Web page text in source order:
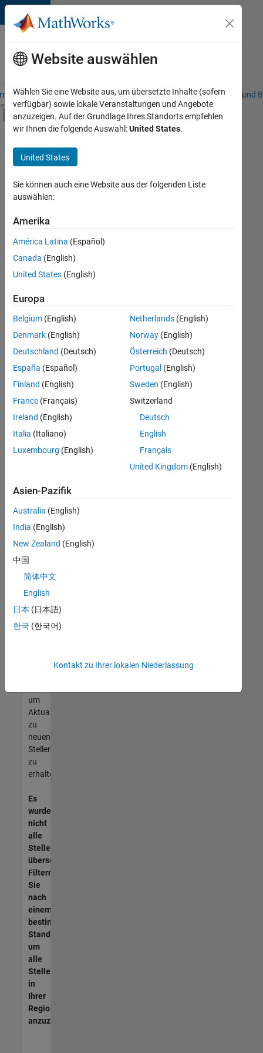
Weiter zum Inhalt
Karriere
bei
MathWorks
– Übersicht Stellensuche Niederlassungen Studierende und
Umschaltung für Off-Canvas-
Hauptinhalt
Praktika
Customer Support
Sales Operations
Business Model Team
Finance and Operations
Human Resources
Legal
Büro- und Verwaltungsdienste
+7
Derzeit
es
keine
offenen
Stellen,
Ihren
Suchkriterien
entsprechen.
können
die
Suchkriterien
weiter
fassen
oder
alle
Stellenangebote
anzeigen .
noch
keine
offenen
Stellen
können,
die
Ihren
entsprechen,
werden
unseres
um
Aktualisierungen
zu
neuen
Stellenangeboten
zu
erhalten.
Es
wurden
nicht
alle
Stellen
übersetzt.
Filtern
Sie
nach
einem
bestimmten
Standort,
um
alle
Stellenangebote
in
Ihrer
Region
anzuzeigen.
Website auswählen
Wählen Sie eine Website aus, um übersetzte Inhalte (sofern
verfügbar) sowie lokale Veranstaltungen und Angebote
anzuzeigen. Auf der Grundlage Ihres Standorts empfehlen
wir Ihnen die folgende Auswahl:United States.
United States
Sie können auch eine Website aus der folgenden Liste
auswählen:
Amerika
América Latina (Español)
Canada (English)
United States (English)
Europa
Belgium (English)
Denmark (English)
Deutschland (Deutsch)
España (Español)
Finland (English)
France (Français)
Ireland (English)
Italia (Italiano)
Luxembourg (English)
Netherlands(English)
Norway(English)
Österreich (Deutsch)
Portugal (English)
Sweden (English)
Switzerland
Deutsch
English
Français
United Kingdom(English)
Asien-Pazifik
Australia (English)
India (English)
New Zealand (English)
中国
简体中文
English
日本 (日本語)
한국 (한국어)
Kontakt zu Ihrer lokalen Niederlassung